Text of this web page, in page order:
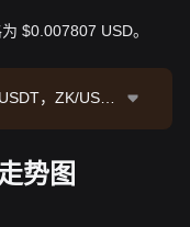
$0.007807 USD。
，ZK/USD
时间：2026-08
势图